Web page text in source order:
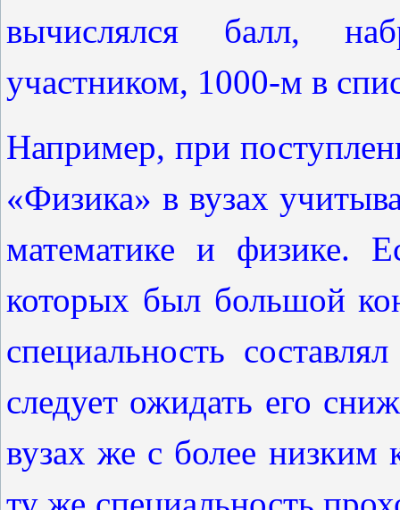
вычислялся балл,
участником, 1000-м в
Например, при
«Физика» в вузах
математике и физике.
которых был большой
специальность
следует ожидать его
вузах же с более